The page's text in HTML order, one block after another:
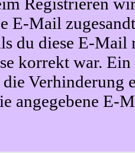
E-Mail
du diese E-Mail
korrekt war.
Verhinderung
angegebene